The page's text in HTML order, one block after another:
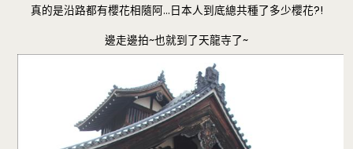
真的是沿路都有櫻花相隨阿…日本人到底總共種了多少櫻花?!
邊走邊拍~也就到了天龍寺了~